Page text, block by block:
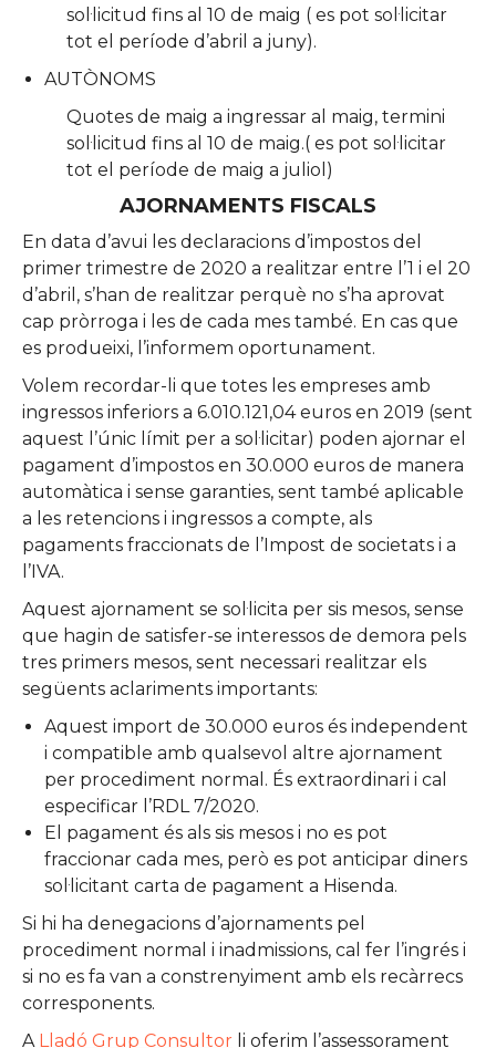
sol·licitud fins al 10 de maig ( es pot sol·licitar
tot el període d’abril a juny).
AUTÒNOMS
Quotes de maig a ingressar al maig, termini
sol·licitud fins al 10 de maig.( es pot sol·licitar
tot el període de maig a juliol)
AJORNAMENTS FISCALS
En data d’avui les declaracions d’impostos del
primer trimestre de 2020 a realitzar entre l’1 i el 20
d’abril, s’han de realitzar perquè no s’ha aprovat
cap pròrroga i les de cada mes també. En cas que
es produeixi, l’informem oportunament.
Volem recordar-li que totes les empreses amb
ingressos inferiors a 6.010.121,04 euros en 2019 (sent
aquest l’únic límit per a sol·licitar) poden ajornar el
pagament d’impostos en 30.000 euros de manera
automàtica i sense garanties, sent també aplicable
a les retencions i ingressos a compte, als
pagaments fraccionats de l’Impost de societats i a
l’IVA.
Aquest ajornament se sol·licita per sis mesos, sense
que hagin de satisfer-se interessos de demora pels
tres primers mesos, sent necessari realitzar els
següents aclariments importants:
Aquest import de 30.000 euros és independent
i compatible amb qualsevol altre ajornament
per procediment normal. És extraordinari i cal
especificar l’RDL 7/2020.
El pagament és als sis mesos i no es pot
fraccionar cada mes, però es pot anticipar diners
sol·licitant carta de pagament a Hisenda.
Si hi ha denegacions d’ajornaments pel
procediment normal i inadmissions, cal fer l’ingrés i
si no es fa van a constrenyiment amb els recàrrecs
corresponents.
A Lladó Grup Consultor li oferim l’assessorament